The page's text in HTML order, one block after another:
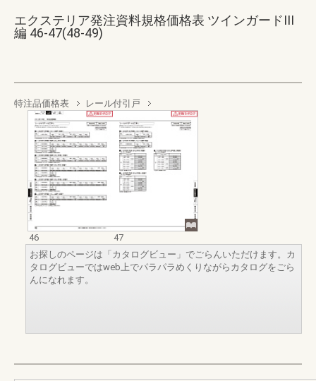
エクステリア発注資料規格価格表 ツインガードIII
編 46-47(48-49)
特注品価格表 レール付引戸
46
47
お探しのページは「カタログビュー」でごらんいただけます。カ
タログビューではweb上でパラパラめくりながらカタログをごら
んになれます。